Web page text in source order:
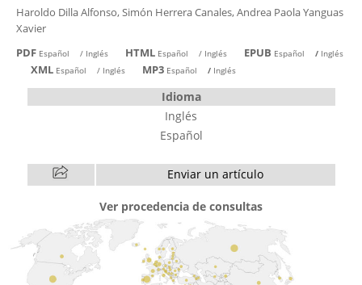
Haroldo Dilla Alfonso, Simón Herrera Canales, Andrea Paola Yanguas
Xavier
PDF Español / Inglés HTML Español / Inglés EPUB Español / Inglés
XML Español / Inglés MP3 Español / Inglés
Idioma
Inglés
Español
Enviar un artículo
Ver procedencia de consultas